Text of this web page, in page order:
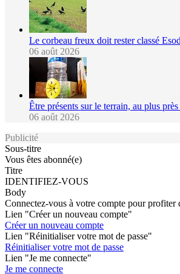
Le corbeau freux doit rester classé Esod
06 août 2026
Être présents sur le terrain, au plus
06 août 2026
Publicité
Sous-titre
Vous êtes abonné(e)
Titre
IDENTIFIEZ-VOUS
Body
Connectez-vous à votre compte pour profiter
Lien "Créer un nouveau compte"
Créer un nouveau compte
Lien "Réinitialiser votre mot de passe"
Réinitialiser votre mot de passe
Lien "Je me connecte"
Je me connecte